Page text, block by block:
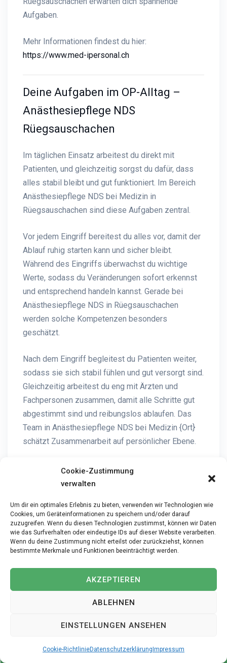
Cookie-Zustimmung
verwalten
Um dir ein optimales Erlebnis zu bieten, verwenden wir Technologien wie
Cookies, um Geräteinformationen zu speichern und/oder darauf
zuzugreifen. Wenn du diesen Technologien zustimmst, können wir Daten
wie das Surfverhalten oder eindeutige IDs auf dieser Website verarbeiten.
Wenn du deine Zustimmung nicht erteilst oder zurückziehst, können
bestimmte Merkmale und Funktionen beeinträchtigt werden.
AKZEPTIEREN
ABLEHNEN
EINSTELLUNGEN ANSEHEN
Cookie-RichtlinieDatenschutzerklärung Impressum
Aufgaben.
Mehr Informationen findest du hier:
https://www.med-ipersonal.ch
Deine Aufgaben im OP-Alltag –
Anästhesiepflege NDS
Rüegsauschachen
Im täglichen Einsatz arbeitest du direkt mit
Patienten, und gleichzeitig sorgst du dafür, dass
alles stabil bleibt und gut funktioniert. Im Bereich
Anästhesiepflege NDS bei Medizin in
Rüegsauschachen sind diese Aufgaben zentral.
Vor jedem Eingriff bereitest du alles vor, damit der
Ablauf ruhig starten kann und sicher bleibt.
Während des Eingriffs überwachst du wichtige
Werte, sodass du Veränderungen sofort erkennst
und entsprechend handeln kannst. Gerade bei
Anästhesiepflege NDS in Rüegsauschachen
werden solche Kompetenzen besonders
geschätzt.
Nach dem Eingriff begleitest du Patienten weiter,
sodass sie sich stabil fühlen und gut versorgt sind.
Gleichzeitig arbeitest du eng mit Ärzten und
Fachpersonen zusammen, damit alle Schritte gut
abgestimmt sind und reibungslos ablaufen. Das
Team in Anästhesiepflege NDS bei Medizin {Ort}
schätzt Zusammenarbeit auf persönlicher Ebene.
Auch in anspruchsvollen Situationen bleibst du
ruhig, und dadurch kannst du schnell reagieren,
Anästhesiepflege NDS, die in Rüegsauschachen
ausgeübt wird, ist das besonders wichtig.
gleichzeitig arbeitest du strukturiert, sodass du
Anästhesiepflege NDS in Rüegsauschachen ist von